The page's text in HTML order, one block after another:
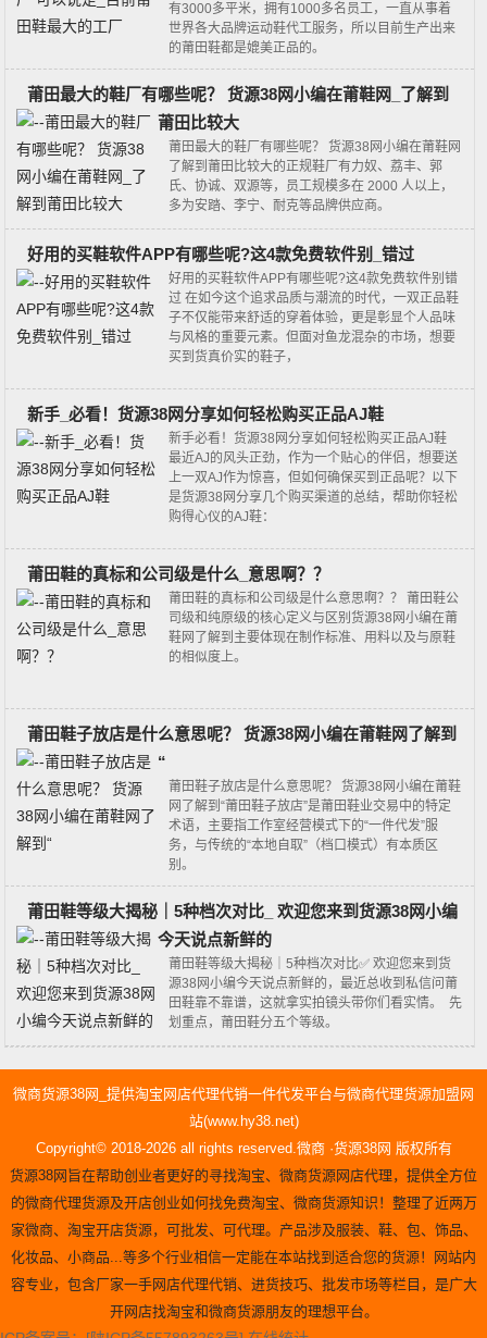
有3000多平米，拥有1000多名员工，一直从事着
世界各大品牌运动鞋代工服务，所以目前生产出来
的莆田鞋都是媲美正品的。
莆田最大的鞋厂有哪些呢？ 货源38网小编在莆鞋网_了解到
莆田比较大
莆田最大的鞋厂有哪些呢？ 货源38网小编在莆鞋网
了解到莆田比较大的正规鞋厂有力奴、荔丰、郭
氏、协诚、双源等，员工规模多在 2000 人以上，
多为安踏、李宁、耐克等品牌供应商。
好用的买鞋软件APP有哪些呢?这4款免费软件别_错过
好用的买鞋软件APP有哪些呢?这4款免费软件别错
过 在如今这个追求品质与潮流的时代，一双正品鞋
子不仅能带来舒适的穿着体验，更是彰显个人品味
与风格的重要元素。但面对鱼龙混杂的市场，想要
买到货真价实的鞋子，
新手_必看！货源38网分享如何轻松购买正品AJ鞋
新手必看！货源38网分享如何轻松购买正品AJ鞋
最近AJ的风头正劲，作为一个贴心的伴侣，想要送
上一双AJ作为惊喜，但如何确保买到正品呢？以下
是货源38网分享几个购买渠道的总结，帮助你轻松
购得心仪的AJ鞋：
莆田鞋的真标和公司级是什么_意思啊？？
莆田鞋的真标和公司级是什么意思啊？？ 莆田鞋公
司级和纯原级的核心定义与区别货源38网小编在莆
鞋网了解到主要体现在制作标准、用料以及与原鞋
的相似度上。
莆田鞋子放店是什么意思呢？ 货源38网小编在莆鞋网了解到
“
莆田鞋子放店是什么意思呢？ 货源38网小编在莆鞋
网了解到“莆田鞋子放店”是莆田鞋业交易中的特定
术语，主要指‌工作室经营模式‌下的“一件代发”服
务，与传统的“本地自取”（档口模式）有本质区
别。
莆田鞋等级大揭秘｜5种档次对比_ 欢迎您来到货源38网小编
今天说点新鲜的
莆田鞋等级大揭秘｜5种档次对比✅ 欢迎您来到货
源38网小编今天说点新鲜的，最近总收到私信问莆
田鞋靠不靠谱，这就拿实拍镜头带你们看实情。 先
划重点，莆田鞋分五个等级。
微商货源38网_提供淘宝网店代理代销一件代发平台与微商代理货源加盟网
站(www.hy38.net)
Copyright© 2018-2026 all rights reserved.微商 ·货源38网 版权所有
货源38网旨在帮助创业者更好的寻找淘宝、微商货源网店代理，提供全方位
的微商代理货源及开店创业如何找免费淘宝、微商货源知识！整理了近两万
家微商、淘宝开店货源，可批发、可代理。产品涉及服装、鞋、包、饰品、
化妆品、小商品...等多个行业相信一定能在本站找到适合您的货源！网站内
容专业，包含厂家一手网店代理代销、进货技巧、批发市场等栏目，是广大
开网店找淘宝和微商货源朋友的理想平台。